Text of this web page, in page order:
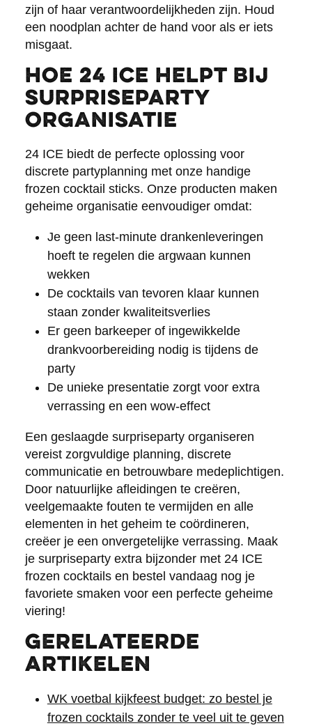
zijn of haar verantwoordelijkheden zijn. Houd
een noodplan achter de hand voor als er iets
misgaat.
Hoe 24 ICE helpt bij
surpriseparty
organisatie
24 ICE biedt de perfecte oplossing voor
discrete partyplanning met onze handige
frozen cocktail sticks. Onze producten maken
geheime organisatie eenvoudiger omdat:
Je geen last-minute drankenleveringen
hoeft te regelen die argwaan kunnen
wekken
De cocktails van tevoren klaar kunnen
staan zonder kwaliteitsverlies
Er geen barkeeper of ingewikkelde
drankvoorbereiding nodig is tijdens de
party
De unieke presentatie zorgt voor extra
verrassing en een wow-effect
Een geslaagde surpriseparty organiseren
vereist zorgvuldige planning, discrete
communicatie en betrouwbare medeplichtigen.
Door natuurlijke afleidingen te creëren,
veelgemaakte fouten te vermijden en alle
elementen in het geheim te coördineren,
creëer je een onvergetelijke verrassing. Maak
je surpriseparty extra bijzonder met 24 ICE
frozen cocktails en bestel vandaag nog je
favoriete smaken voor een perfecte geheime
viering!
Gerelateerde
artikelen
WK voetbal kijkfeest budget: zo bestel je
frozen cocktails zonder te veel uit te geven